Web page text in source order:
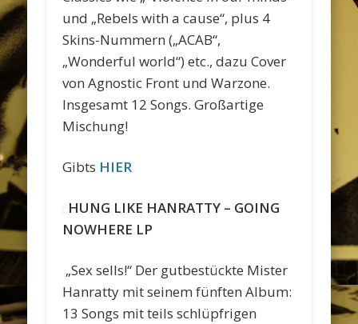
und „Rebels with a cause“, plus 4
Skins-Nummern („ACAB“,
„Wonderful world“) etc., dazu Cover
von Agnostic Front und Warzone.
Insgesamt 12 Songs. Großartige
Mischung!
Gibts HIER
HUNG LIKE HANRATTY – GOING
NOWHERE LP
„Sex sells!“ Der gutbestückte Mister
Hanratty mit seinem fünften Album:
13 Songs mit teils schlüpfrigen